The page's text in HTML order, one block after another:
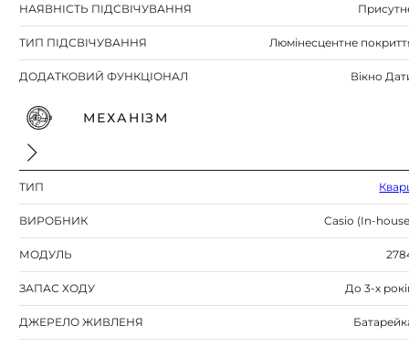
НАЯВНІСТЬ ПІДСВІЧУВАННЯ
ТИП ПІДСВІЧУВАННЯ Люмінесцентне
ДОДАТКОВИЙ ФУНКЦІОНАЛ Вікно
МЕХАНІЗМ
ТИП
ВИРОБНИК Casio (In-
МОДУЛЬ
ЗАПАС ХОДУ До 3-х
ДЖЕРЕЛО ЖИВЛЕНЯ